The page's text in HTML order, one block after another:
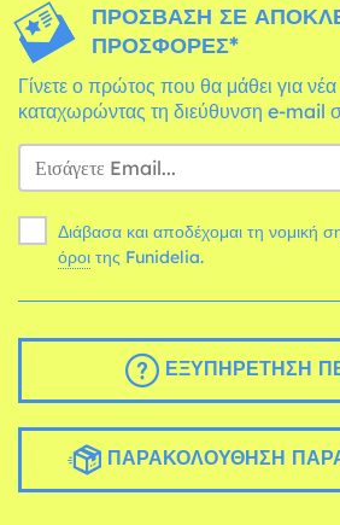
ΠΡΌΣΒΑΣΗ ΣΕ
ΠΡΟΣΦΟΡΈΣ*
Γίνετε ο πρώτος που θα μάθει για
καταχωρώντας τη διεύθυνση e-mail
Διάβασα και αποδέχομαι τη νομική
όροι της Funidelia.
ΕΞΥΠΗΡΈΤΗΣΗ
ΠΑΡΑΚΟΛΟΎΘΗΣΗ